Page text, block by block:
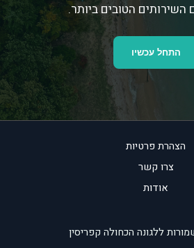
השירותים הטובים ביותר.
התחל עכשיו
הצהרת פרטיות
צרו קשר
אודות
ללגונה הכחולה קפריסין